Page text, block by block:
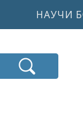
НАУЧИ